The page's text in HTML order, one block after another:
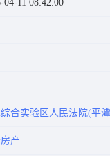
04-11 08:42:00
合实验区人民法院(平
产